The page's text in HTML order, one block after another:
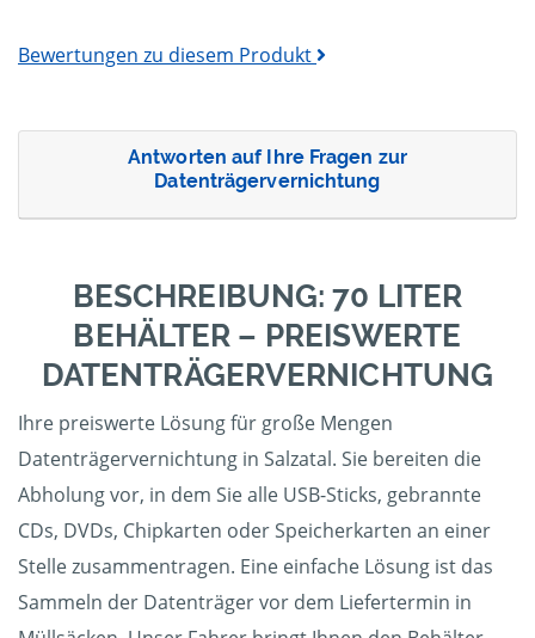
Bewertungen zu diesem Produkt
Antworten auf Ihre Fragen zur
Datenträgervernichtung
BESCHREIBUNG: 70 LITER
BEHÄLTER – PREISWERTE
DATENTRÄGERVERNICHTUNG
Ihre preiswerte Lösung für große Mengen
Datenträgervernichtung in Salzatal. Sie bereiten die
Abholung vor, in dem Sie alle USB-Sticks, gebrannte
CDs, DVDs, Chipkarten oder Speicherkarten an einer
Stelle zusammentragen. Eine einfache Lösung ist das
Sammeln der Datenträger vor dem Liefertermin in